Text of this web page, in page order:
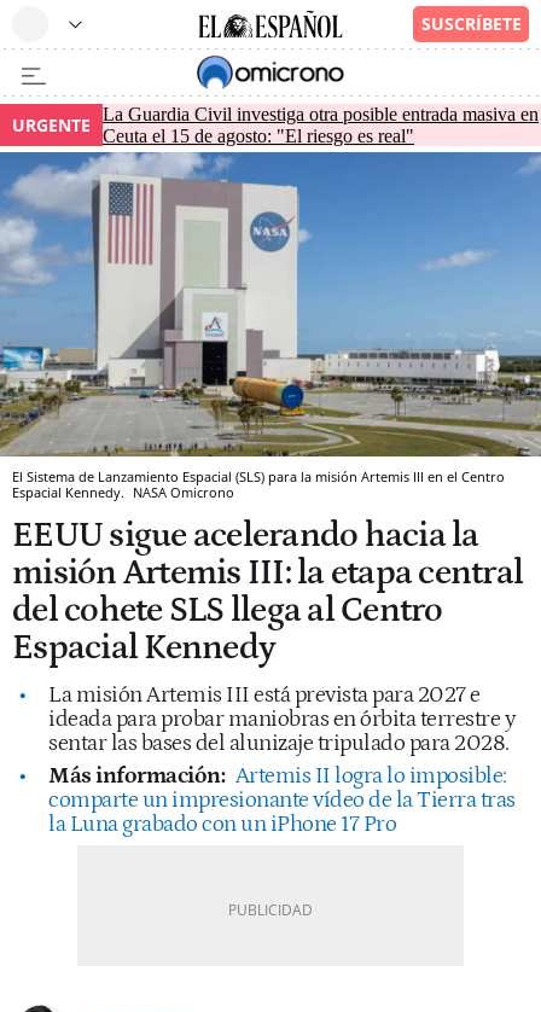
URGENTE
La Guardia Civil investiga otra posible entrada masiva en
Ceuta el 15 de agosto: "El riesgo es real"
El Sistema de Lanzamiento Espacial (SLS) para la misión Artemis III en el Centro
Espacial Kennedy. NASA Omicrono
EEUU sigue acelerando hacia la
misión Artemis III: la etapa central
del cohete SLS llega al Centro
Espacial Kennedy
La misión Artemis III está prevista para 2027 e
ideada para probar maniobras en órbita terrestre y
sentar las bases del alunizaje tripulado para 2028.
Más información: Artemis II logra lo imposible:
comparte un impresionante vídeo de la Tierra tras
la Luna grabado con un iPhone 17 Pro